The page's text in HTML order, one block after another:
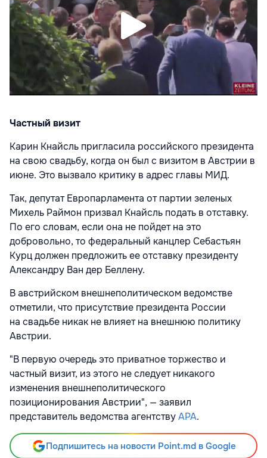
Частный визит
Карин Кнайсль пригласила российского президента
на свою свадьбу, когда он был с визитом в Австрии в
июне. Это вызвало критику в адрес главы МИД.
Так, депутат Европарламента от партии зеленых
Михель Раймон призвал Кнайсль подать в отставку.
По его словам, если она не пойдет на это
добровольно, то федеральный канцлер Себастьян
Курц должен предложить ее отставку президенту
Александру Ван дер Беллену.
В австрийском внешнеполитическом ведомстве
отметили, что присутствие президента России
на свадьбе никак не влияет на внешнюю политику
Австрии.
"В первую очередь это приватное торжество и
частный визит, из этого не следует никакого
изменения внешнеполитического
позиционирования Австрии", — заявил
представитель ведомства агентствуAPA.
Подпишитесь на новости Point.md в Google